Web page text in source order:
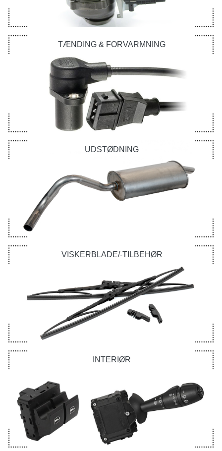
TÆNDING & FORVARMNING
UDSTØDNING
VISKERBLADE/-TILBEHØR
INTERIØR